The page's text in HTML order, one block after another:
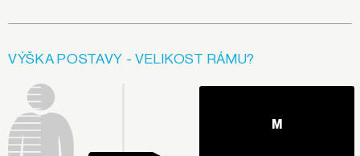
VÝŠKA POSTAVY - VELIKOST RÁMU?
M